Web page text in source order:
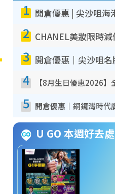
1
2
3
4
5
U GO 本週好去處